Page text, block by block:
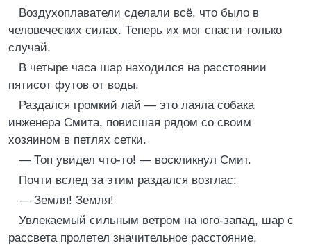
Воздухоплаватели сделали всё, что было в
человеческих силах. Теперь их мог спасти только
случай.
В четыре часа шар находился на расстоянии
пятисот футов от воды.
Раздался громкий лай — это лаяла собака
инженера Смита, повисшая рядом со своим
хозяином в петлях сетки.
— Топ увидел что-то! — воскликнул Смит.
Почти вслед за этим раздался возглас:
— Земля! Земля!
Увлекаемый сильным ветром на юго-запад, шар с
рассвета пролетел значительное расстояние,